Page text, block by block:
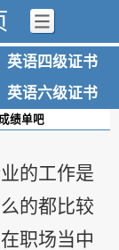
英语四级证书
英语六级证书
绩单吧
的工作是
的都比较
职场当中